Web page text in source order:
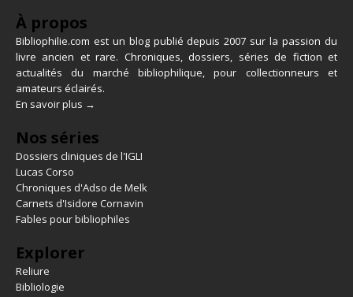
À propos
Bibliophilie.com est un blog publié depuis 2007 sur la passion du
livre ancien et rare. Chroniques, dossiers, séries de fiction et
actualités du marché bibliophilique, pour collectionneurs et
amateurs éclairés.
En savoir plus →
Nos séries
Dossiers cliniques de l'IGLI
Lucas Corso
Chroniques d'Adso de Melk
Carnets d'Isidore Cornavin
Fables pour bibliophiles
Explorer
Reliure
Bibliologie